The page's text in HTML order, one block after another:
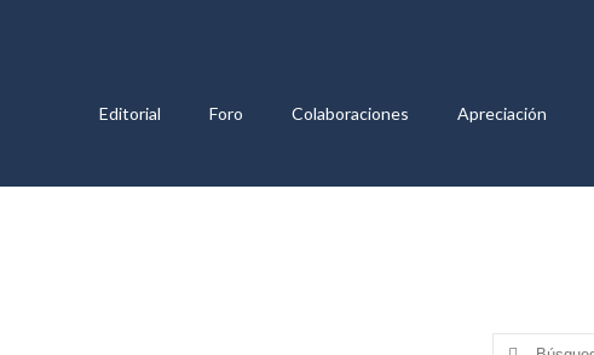
Editorial Foro Colaboraciones Apreciación
Buscar